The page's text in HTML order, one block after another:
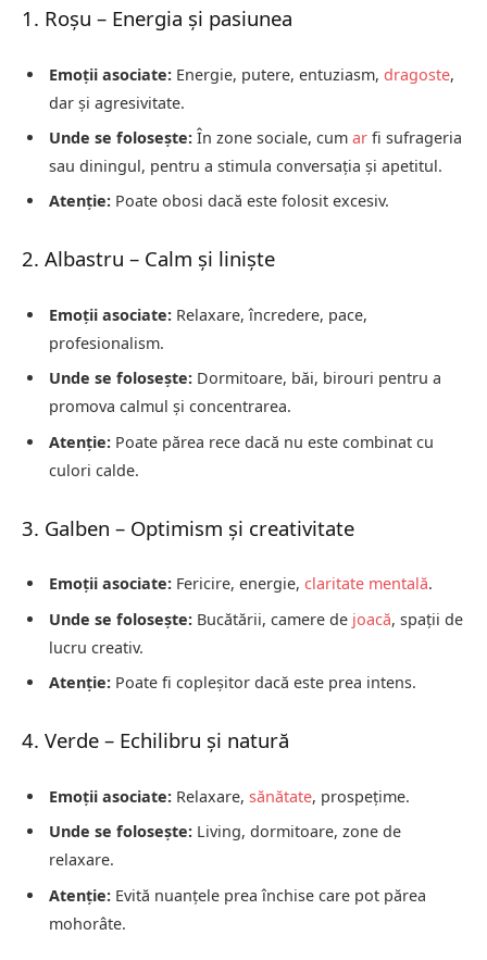
1. Roșu – Energia și pasiunea
Emoții asociate: Energie, putere, entuziasm, dragoste,
dar și agresivitate.
Unde se folosește: În zone sociale, cum ar fi sufrageria
sau diningul, pentru a stimula conversația și apetitul.
Atenție: Poate obosi dacă este folosit excesiv.
2. Albastru – Calm și liniște
Emoții asociate: Relaxare, încredere, pace,
profesionalism.
Unde se folosește: Dormitoare, băi, birouri pentru a
promova calmul și concentrarea.
Atenție: Poate părea rece dacă nu este combinat cu
culori calde.
3. Galben – Optimism și creativitate
Emoții asociate: Fericire, energie, claritate mentală.
Unde se folosește: Bucătării, camere de joacă, spații de
lucru creativ.
Atenție: Poate fi copleșitor dacă este prea intens.
4. Verde – Echilibru și natură
Emoții asociate: Relaxare, sănătate, prospețime.
Unde se folosește: Living, dormitoare, zone de
relaxare.
Atenție: Evită nuanțele prea închise care pot părea
mohorâte.